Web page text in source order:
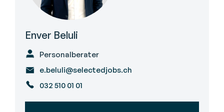
Enver Beluli
Personalberater
e.beluli@selectedjobs.ch
032 510 01 01